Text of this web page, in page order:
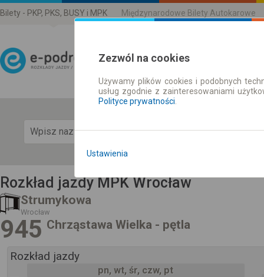
Bilety - PKP, PKS, BUSY i MPK Międzynarodowe Bilety Autokarowe
Rozkład Jazdy | Bilety
Rozkład jazdy MPK Wrocław
Strumykowa
Wrocław
945 Chrząstawa Wielka - pętla
Rozkład jazdy
pn, wt, śr, czw, pt
Zezwól na cookies
Używamy plików cookies i podobnych
usług zgodnie z zainteresowaniami
Polityce prywatności
Ustawienia